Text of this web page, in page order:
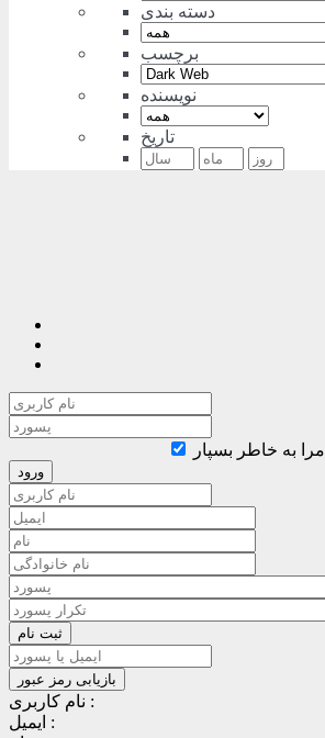
دسته بندی
برچسب
نویسنده
تاریخ
مرا به خاطر بسپار
نام کاربری :
ایمیل :